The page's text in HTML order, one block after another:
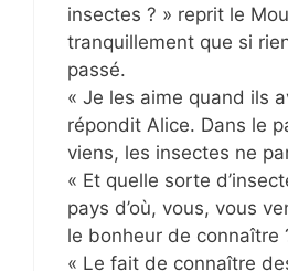
insectes ? » reprit le
tranquillement que si
passé.
« Je les aime quand ils
répondit Alice. Dans le
viens, les insectes ne
« Et quelle sorte
pays d’où, vous, vous
le bonheur de connaître
« Le fait de connaître